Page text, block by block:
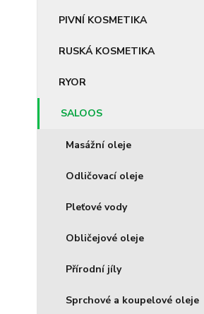
PIVNÍ KOSMETIKA
RUSKÁ KOSMETIKA
RYOR
SALOOS
Masážní oleje
Odličovací oleje
Pleťové vody
Obličejové oleje
Přírodní jíly
Sprchové a koupelové oleje